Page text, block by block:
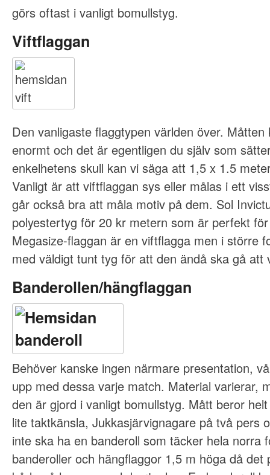
görs oftast i vanligt bomullstyg.
Viftflaggan
Den vanligaste flaggtypen världen över.
enormt och det är egentligen du själv som
enkelhetens skull kan vi säga att 1,5 x 1.5
Vanligt är att viftflaggan sys eller målas i ett
går också bra att måla motiv på dem. Sol
polyestertyg för 20 kr metern som är perfekt
Megasize-flaggan är en viftflagga men i större
med väldigt tunt tyg för att den ändå ska gå att
Banderollen/hängflaggan
Behöver kanske ingen närmare presentation,
upp med dessa varje match. Material varierar,
den är gjord i vanligt bomullstyg. Mått beror
lite taktkänsla, Jukkasjärvignagare på två pers
inte ska ha en banderoll som täcker hela norra
banderoller och hängflaggor 1,5 m höga då det